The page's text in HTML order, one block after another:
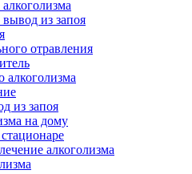
из запоя
отравления
алкоголизма
из запоя
на дому
алкоголизма